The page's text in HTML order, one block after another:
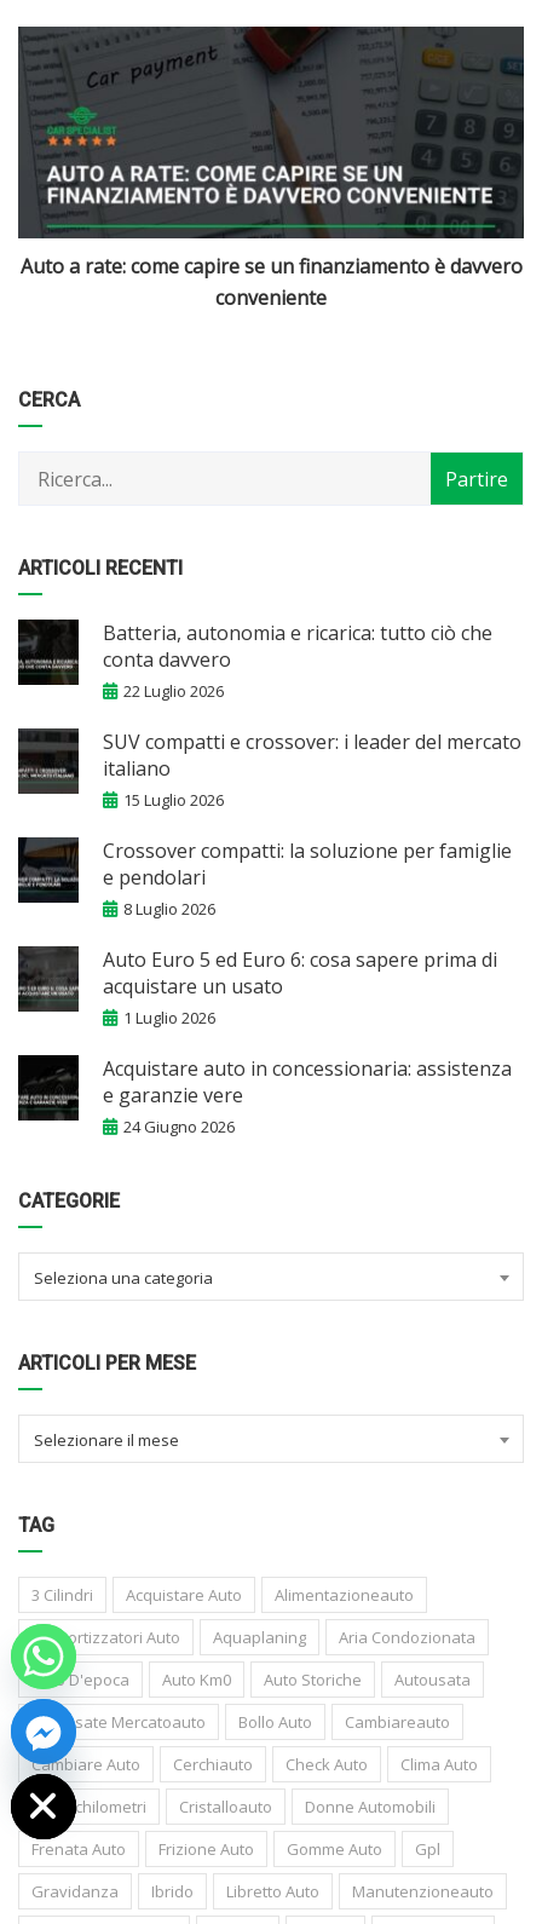
Revisione auto: tutte le regole, controlli e costi 2026
CERCA
ARTICOLI RECENTI
Batteria, autonomia e ricarica: tutto ciò che
conta davvero
22 Luglio 2026
SUV compatti e crossover: i leader del mercato
italiano
15 Luglio 2026
Crossover compatti: la soluzione per famiglie
e pendolari
8 Luglio 2026
Auto Euro 5 ed Euro 6: cosa sapere prima di
acquistare un usato
1 Luglio 2026
Acquistare auto in concessionaria: assistenza
e garanzie vere
24 Giugno 2026
CATEGORIE
Categorie
Seleziona una categoria
ARTICOLI PER MESE
Articoli
per
Selezionare il mese
TAG
3 Cilindri Acquistare Auto
Alimentazioneauto
Ammortizzatori Auto
Aquaplaning
Aria Condozionata
Auto D'epoca
Auto Km0 Auto Storiche
Autousata
Autousate Mercatoauto
Bollo Auto
Cambiareauto
Cambiare Auto
Cerchiauto Check Auto
Clima Auto
Contachilometri
Cristalloauto
Donne Automobili
Frenata Auto
Frizione Auto Gomme Auto
Gpl
Gravidanza
Ibrido Libretto Auto
Manutenzioneauto